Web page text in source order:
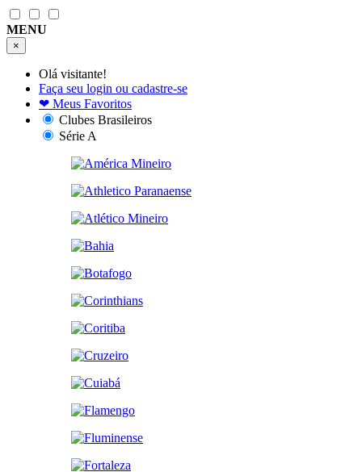
MENU
×
Olá visitante!
Faça seu login ou cadastre-se
❤ Meus Favoritos
Clubes Brasileiros
Série A